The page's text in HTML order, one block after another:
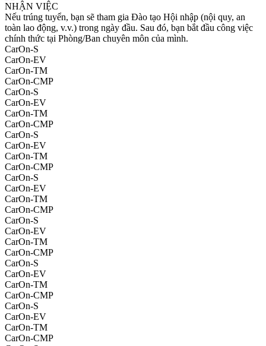
NHẬN VIỆC
Nếu trúng tuyển, bạn sẽ tham gia Đào tạo Hội nhập (nội quy, an
toàn lao động, v.v.) trong ngày đầu. Sau đó, bạn bắt đầu công việc
chính thức tại Phòng/Ban chuyên môn của mình.
CarOn-S
CarOn-EV
CarOn-TM
CarOn-CMP
CarOn-S
CarOn-EV
CarOn-TM
CarOn-CMP
CarOn-S
CarOn-EV
CarOn-TM
CarOn-CMP
CarOn-S
CarOn-EV
CarOn-TM
CarOn-CMP
CarOn-S
CarOn-EV
CarOn-TM
CarOn-CMP
CarOn-S
CarOn-EV
CarOn-TM
CarOn-CMP
CarOn-S
CarOn-EV
CarOn-TM
CarOn-CMP